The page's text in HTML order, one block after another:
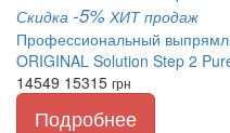
Скидка -5% ХИТ продаж
Профессиональный
ORIGINAL Solution Step 2
14549 15315 грн
Подробнее